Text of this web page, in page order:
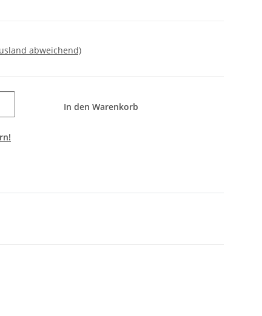
abweichend)
In den Warenkorb